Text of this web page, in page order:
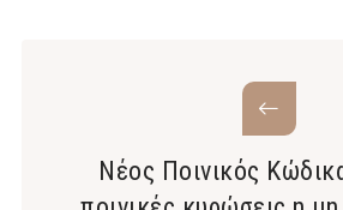
Νέος Ποινικός